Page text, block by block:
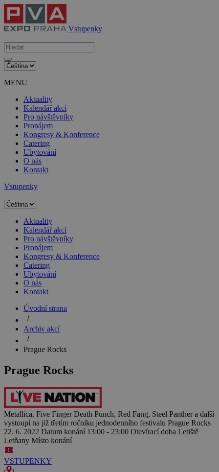
Vstupenky
MENU
Aktuality
Kalendář akcí
Pro návštěvníky
Pronájem
Kongresy & Konference
Catering
Ubytování
O nás
Kontakt
Vstupenky
Aktuality
Kalendář akcí
Pro návštěvníky
Pronájem
Kongresy & Konference
Catering
Ubytování
O nás
Kontakt
Úvodní strana
Archiv akcí
Prague Rocks
Prague Rocks
Metallica, Five Finger Death Punch, Red Fang, Steel Panther a další
vystoupí na již třetím ročníku jednodenního festivalu Prague Rocks
22. 6. 2022 Datum konání 13:00 - 23:00 Otevírací doba Letiště
Letňany Místo konání
VSTUPENKY